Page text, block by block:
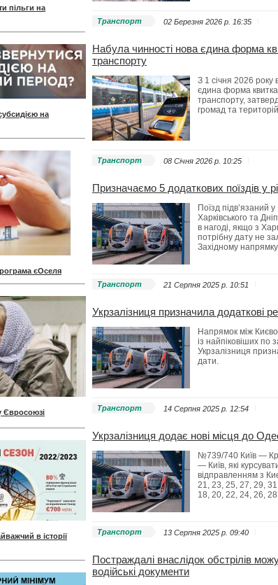
пільги на
на
єОселя
Євросоюзі
в історії
Транспорт 02 Березня 2026 p. 16:35
Набула чинності нова єдина форма
транспорту
З 1 січня 2026 року
єдина форма квитка
транспорту,
громад та територій
Транспорт 08 Січня 2026 p. 10:25
Призначаємо 5 додаткових поїздів у
Поїзд підв’язаний у
Харківського та
в нагоді, якщо з
потрібну дату не
Західному
Транспорт 21 Серпня 2025 p. 10:51
Укрзалізниця призначила додаткові
Напрямок між
із найпіковіших по
Укрзалізниця
дати.
Транспорт 14 Серпня 2025 p. 12:54
Укрзалізниця додає нові місця до
№739/740 Київ —
— Київ, які
відправленням з
21, 23, 25, 27, 29,
18, 20, 22, 24, 26,
Транспорт 13 Серпня 2025 p. 09:40
Постраждалі внаслідок обстрілів
водійські документи